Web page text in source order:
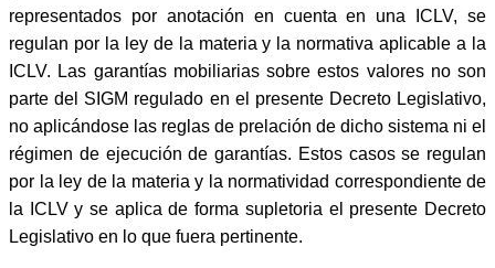
representados por anotación en cuenta en una ICLV, se
regulan por la ley de la materia y la normativa aplicable a la
ICLV. Las garantías mobiliarias sobre estos valores no son
parte del SIGM regulado en el presente Decreto Legislativo,
no aplicándose las reglas de prelación de dicho sistema ni el
régimen de ejecución de garantías. Estos casos se regulan
por la ley de la materia y la normatividad correspondiente de
la ICLV y se aplica de forma supletoria el presente Decreto
Legislativo en lo que fuera pertinente.